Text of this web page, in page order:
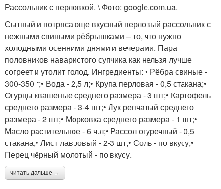
Рассольник с перловкой. \ Фото: google.com.ua.
Сытный и потрясающе вкусный перловый рассольник с
нежными свиными рёбрышками – то, что нужно
холодными осенними днями и вечерами. Пара
половников наваристого супчика как нельзя лучше
согреет и утолит голод. Ингредиенты: • Рёбра свиные -
300-350 г;• Вода - 2,5 л;• Крупа перловая - 0,5 стакана;•
Огурцы квашеные среднего размера - 3 шт;• Картофель
среднего размера - 3-4 шт;• Лук репчатый среднего
размера - 2 шт;• Морковка среднего размера - 1 шт;•
Масло растительное - 6 ч.л;• Рассол огуречный - 0,5
стакана;• Лист лавровый - 2-3 шт;• Соль - по вкусу;•
Перец чёрный молотый - по вкусу.
читать дальше →